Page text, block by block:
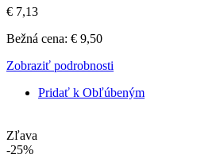
€ 7,13
Bežná cena: € 9,50
Zobraziť podrobnosti
Pridať k Obľúbeným
Zľava
-25%